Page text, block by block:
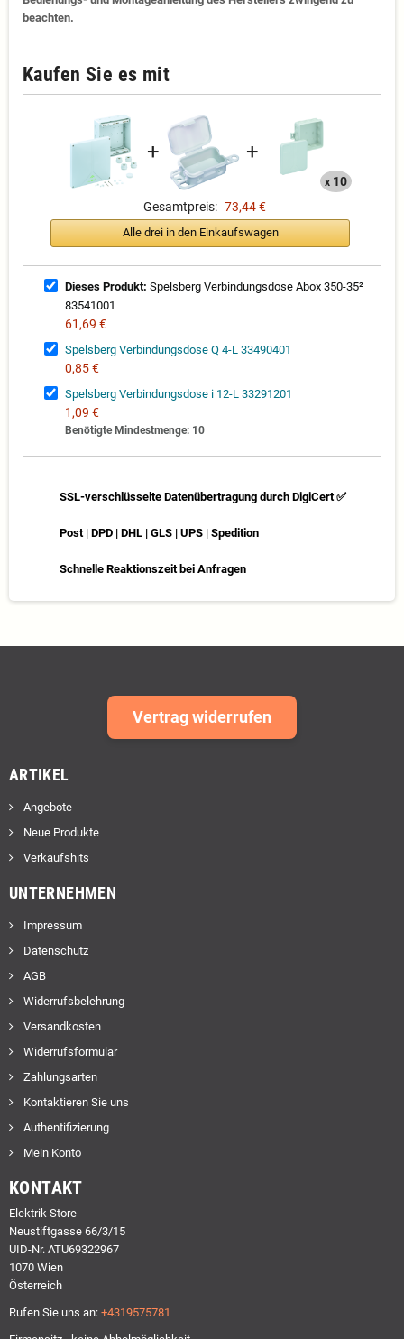
beachten.
Kaufen Sie es mit
+ +
x 10
Gesamtpreis: 73,44 €
Alle drei in den Einkaufswagen
Dieses Produkt: Spelsberg Verbindungsdose Abox 350-35²
83541001
61,69 €
Spelsberg Verbindungsdose Q 4-L 33490401
0,85 €
Spelsberg Verbindungsdose i 12-L 33291201
1,09 €
Benötigte Mindestmenge: 10
SSL-verschlüsselte Datenübertragung durch DigiCert ✅
Post | DPD | DHL | GLS | UPS | Spedition
Schnelle Reaktionszeit bei Anfragen
Vertrag widerrufen
ARTIKEL
Angebote
Neue Produkte
Verkaufshits
UNTERNEHMEN
Impressum
Datenschutz
AGB
Widerrufsbelehrung
Versandkosten
Widerrufsformular
Zahlungsarten
Kontaktieren Sie uns
Authentifizierung
Mein Konto
KONTAKT
Elektrik Store
Neustiftgasse 66/3/15
UID-Nr. ATU69322967
1070 Wien
Österreich
Rufen Sie uns an: +4319575781